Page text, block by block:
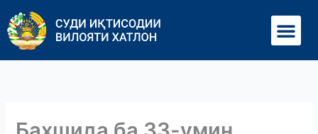
содержимому